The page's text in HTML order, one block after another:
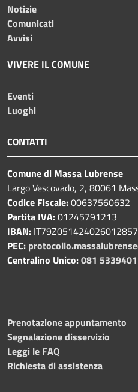
Notizie
Comunicati
Avvisi
VIVERE IL COMUNE
Eventi
Luoghi
CONTATTI
Comune di Massa Lubrense
Largo Vescovado, 2, 80061
Codice Fiscale:00637560632
Partita IVA:01245791213
IBAN:
PEC:
Centralino Unico:081 5339401
Prenotazione appuntamento
Segnalazione disservizio
Leggi le FAQ
Richiesta di assistenza